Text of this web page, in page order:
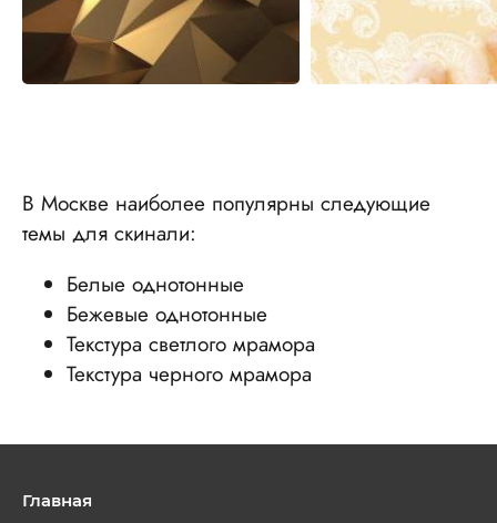
В Москве наиболее популярны следующие
темы для скинали:
Белые однотонные
Бежевые однотонные
Текстура светлого мрамора
Текстура черного мрамора
Главная